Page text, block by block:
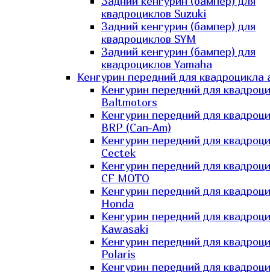
квадроциклов Suzuki
Задний кенгурин (бампер) для
квадроциклов SYM
Задний кенгурин (бампер) для
квадроциклов Yamaha
Кенгурин передний для квадроцикла
Кенгурин передний для
Baltmotors
Кенгурин передний для
BRP (Can-Am)
Кенгурин передний для
Cectek
Кенгурин передний для
CF MOTO
Кенгурин передний для
Honda
Кенгурин передний для
Kawasaki
Кенгурин передний для
Polaris
Кенгурин передний для